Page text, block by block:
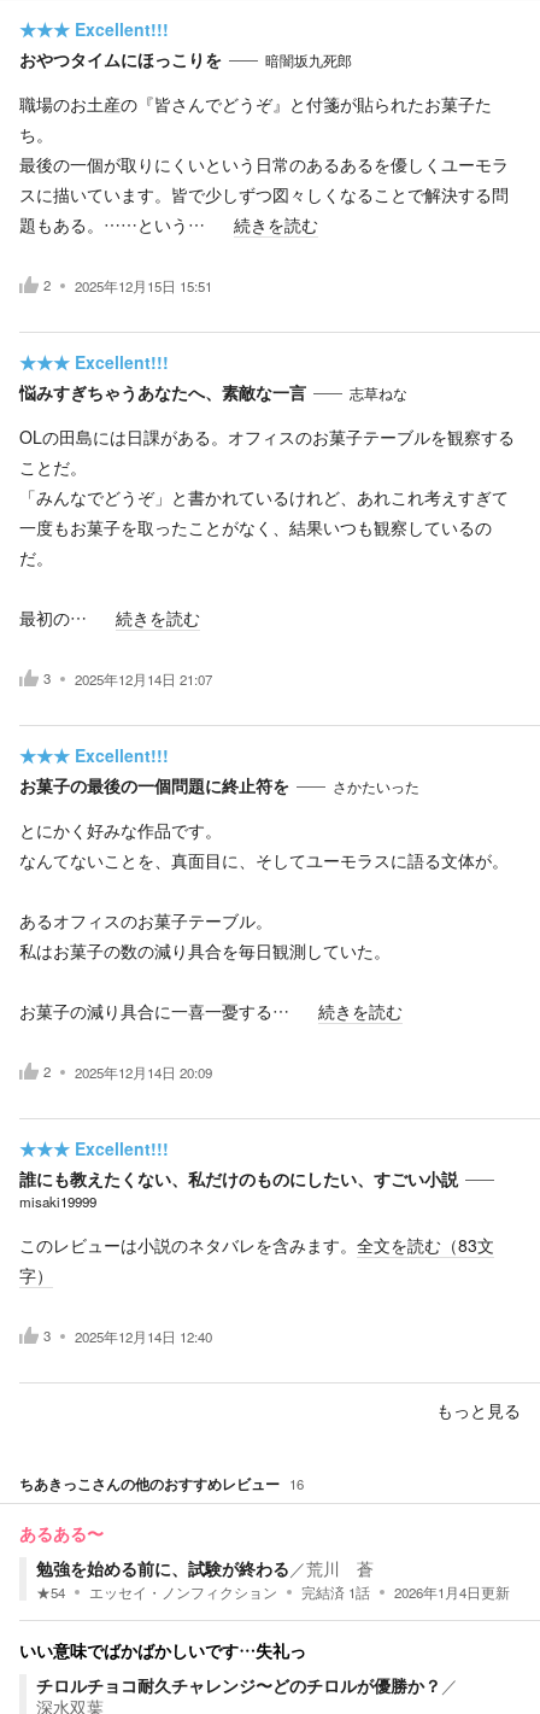
★★★ Excellent!!!
おやつタイムにほっこりを
暗闇坂九死郎
職場のお土産の『皆さんでどうぞ』と付箋が貼られたお菓子た
ち。
最後の一個が取りにくいという日常のあるあるを優しくユーモラ
スに描いています。皆で少しずつ図々しくなることで解決する問
題もある。……という…
続きを読む
2 2025年12月15日 15:51
★★★ Excellent!!!
悩みすぎちゃうあなたへ、素敵な一言
志草ねな
OLの田島には日課がある。オフィスのお菓子テーブルを観察する
ことだ。
「みんなでどうぞ」と書かれているけれど、あれこれ考えすぎて
一度もお菓子を取ったことがなく、結果いつも観察しているの
だ。
最初の… 続きを読む
3 2025年12月14日 21:07
★★★ Excellent!!!
お菓子の最後の一個問題に終止符を
さかたいった
とにかく好みな作品です。
なんてないことを、真面目に、そしてユーモラスに語る文体が。
あるオフィスのお菓子テーブル。
私はお菓子の数の減り具合を毎日観測していた。
お菓子の減り具合に一喜一憂する… 続きを読む
2 2025年12月14日 20:09
★★★ Excellent!!!
誰にも教えたくない、私だけのものにしたい、すごい小説
misaki19999
このレビューは小説のネタバレを含みます。 全文を読む（83文
字）
3 2025年12月14日 12:40
もっと見る
ちあきっこさんの他のおすすめレビュー 16
あるある〜
勉強を始める前に、試験が終わる ／荒川 蒼
★54 エッセイ・ノンフィクション 完結済 1話 2026年1月4日更新
いい意味でばかばかしいです…失礼っ
チロルチョコ耐久チャレンジ〜どのチロルが優勝か？ ／
深水双葉